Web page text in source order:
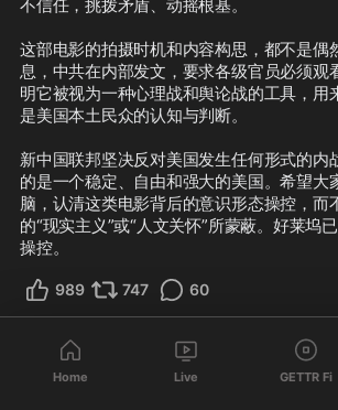
不信任，挑拨矛盾、动摇根基。
这部电影的拍摄时机和内容构思，都不是偶
息，中共在内部发文，要求各级官员必须观
明它被视为一种心理战和舆论战的工具，用
是美国本土民众的认知与判断。
新中国联邦坚决反对美国发生任何形式的内
的是一个稳定、自由和强大的美国。希望大
脑，认清这类电影背后的意识形态操控，而
的“现实主义”或“人文关怀”所蒙蔽。好莱坞
989 747 60
Home Live GETTR Fi